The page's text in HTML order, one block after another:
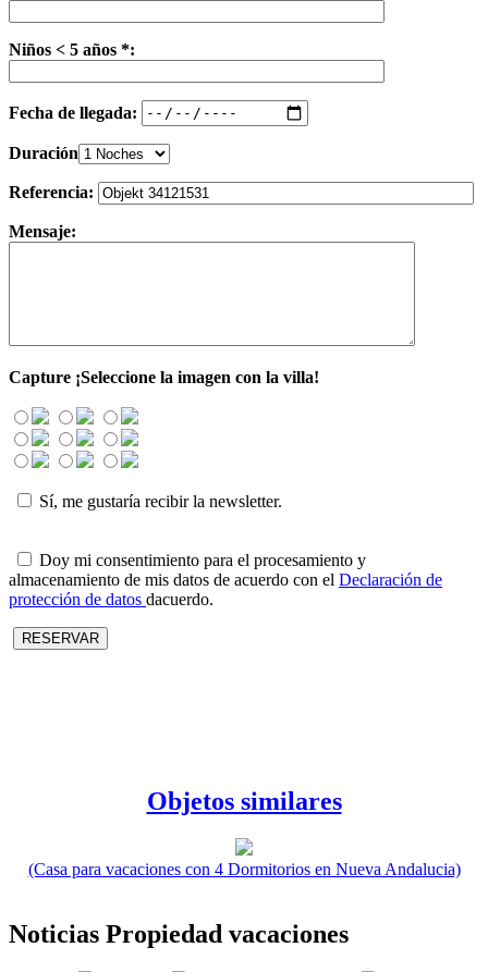
Niños < 5 años *:
Fecha de llegada:
Duración
Referencia:
Mensaje:
Capture ¡Seleccione la imagen con la villa!
Sí, me gustaría recibir la newsletter.
Doy mi consentimiento para el procesamiento y
almacenamiento de mis datos de acuerdo con el Declaración de
protección de datos dacuerdo.
Objetos similares
(Casa para vacaciones con 4 Dormitorios en Nueva Andalucia)
Noticias Propiedad vacaciones